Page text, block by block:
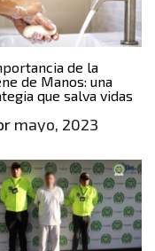
de la
de Manos: una
que salva vidas
mayo, 2023